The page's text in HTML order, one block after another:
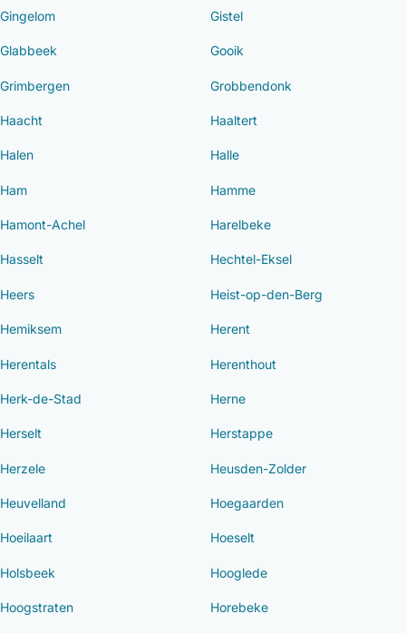
Gingelom Gistel
Glabbeek Gooik
Grimbergen Grobbendonk
Haacht Haaltert
Halen Halle
Ham Hamme
Hamont-Achel Harelbeke
Hasselt Hechtel-Eksel
Heers Heist-op-den-Berg
Hemiksem Herent
Herentals Herenthout
Herk-de-Stad Herne
Herselt Herstappe
Herzele Heusden-Zolder
Heuvelland Hoegaarden
Hoeilaart Hoeselt
Holsbeek Hooglede
Hoogstraten Horebeke